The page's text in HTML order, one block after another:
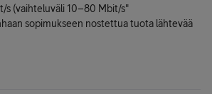
s (vaihteluväli 10–80 Mbit/s"
sopimukseen nostettua tuota lähtevää